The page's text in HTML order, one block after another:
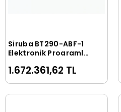
Sepete Ekle
Siruba BT290-ABF-1
Elektronik Programlı
Makinası
1.672.361,62 TL